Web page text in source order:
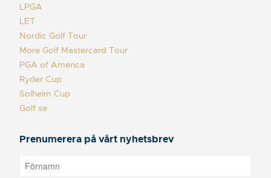
LPGA
LET
Nordic Golf Tour
More Golf Mastercard Tour
PGA of America
Ryder Cup
Solheim Cup
Golf.se
Prenumerera på vårt nyhetsbrev